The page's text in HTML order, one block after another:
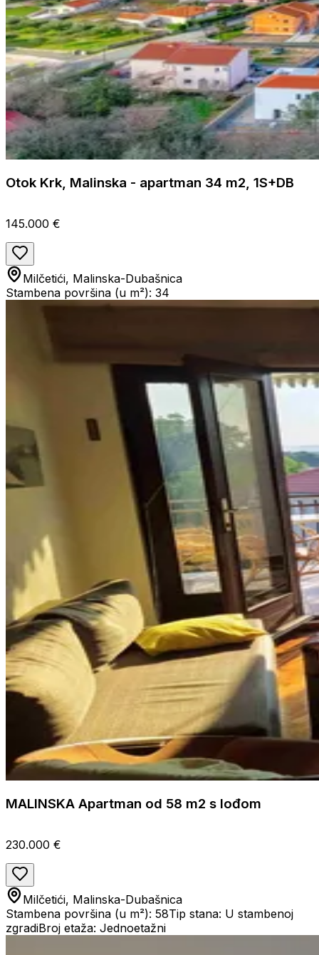
Otok Krk, Malinska - apartman 34 m2, 1S+DB
145.000 €
Milčetići, Malinska-Dubašnica
Stambena površina (u m²): 34
MALINSKA Apartman od 58 m2 s lođom
230.000 €
Milčetići, Malinska-Dubašnica
Stambena površina (u m²): 58Tip stana: U stambenoj
zgradiBroj etaža: Jednoetažni